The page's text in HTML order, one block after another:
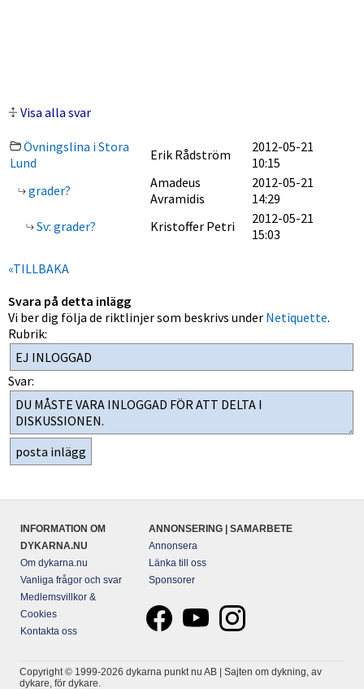
Visa alla svar
Övningslina i Stora
Lund
Erik Rådström
2012-05-21
10:15
grader?
Amadeus
Avramidis
2012-05-21
14:29
Sv: grader?
Kristoffer Petri
2012-05-21
15:03
«TILLBAKA
Svara på detta inlägg
Vi ber dig följa de riktlinjer som beskrivs under Netiquette.
Rubrik:
Svar:
INFORMATION OM
DYKARNA.NU
Om dykarna.nu
Vanliga frågor och svar
Medlemsvillkor &
Cookies
Kontakta oss
ANNONSERING | SAMARBETE
Annonsera
Länka till oss
Sponsorer
Copyright © 1999-2026 dykarna punkt nu AB | Sajten om dykning, av
dykare, för dykare.